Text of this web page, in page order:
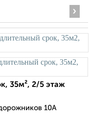
›
35м², 2/5 этаж
10А